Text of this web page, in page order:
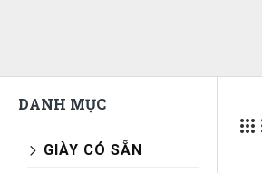
DANH MỤC
GIÀY CÓ SẴN